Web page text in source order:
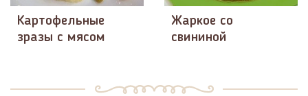
Картофельные
зразы с мясом
Жаркое со
свининой